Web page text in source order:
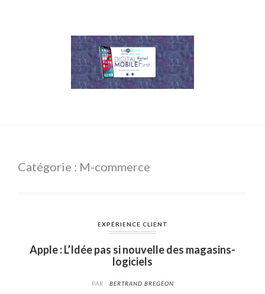
Catégorie : M-commerce
EXPÉRIENCE CLIENT
Apple : L’Idée pas si nouvelle des magasins-
logiciels
PAR BERTRAND BREGEON